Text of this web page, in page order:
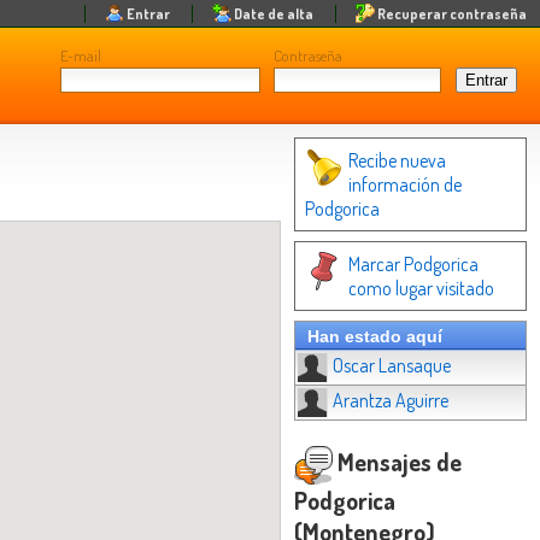
E-mail Contraseña
Entrar Date de alta Recuperar contraseña
Recibe nueva
información de
Podgorica
Marcar Podgorica
como lugar visitado
Han estado aquí
Oscar Lansaque
Arantza Aguirre
Mensajes de
Podgorica
(Montenegro)